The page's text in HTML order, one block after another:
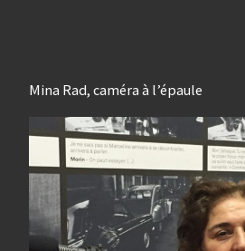
Mina Rad, caméra à l’épaule